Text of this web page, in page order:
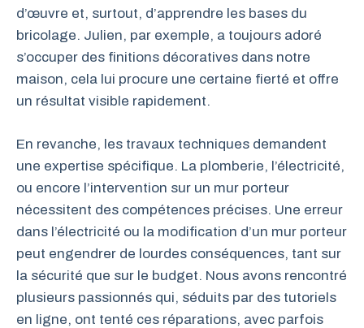
d’œuvre et, surtout, d’apprendre les bases du
bricolage. Julien, par exemple, a toujours adoré
s’occuper des finitions décoratives dans notre
maison, cela lui procure une certaine fierté et offre
un résultat visible rapidement.
En revanche, les travaux techniques demandent
une expertise spécifique. La plomberie, l’électricité,
ou encore l’intervention sur un mur porteur
nécessitent des compétences précises. Une erreur
dans l’électricité ou la modification d’un mur porteur
peut engendrer de lourdes conséquences, tant sur
la sécurité que sur le budget. Nous avons rencontré
plusieurs passionnés qui, séduits par des tutoriels
en ligne, ont tenté ces réparations, avec parfois